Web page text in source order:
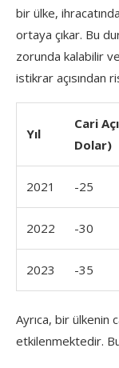
bir ülke,
ortaya çıkar. Bu
zorunda kalabilir
istikrar açısından
Yıl
Cari
Dolar)
2021 -25
2022 -30
2023 -35
Ayrıca, bir ülkenin
etkilenmektedir.